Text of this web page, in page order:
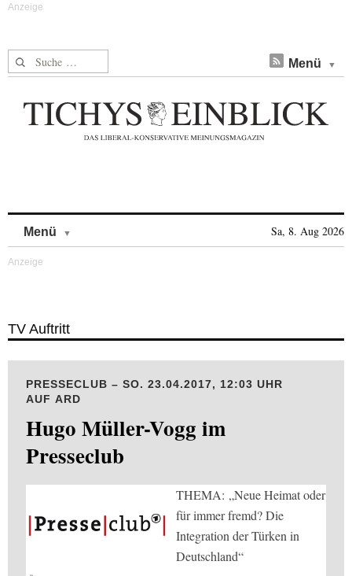
Suche nach: Menü
Menü Sa, 8. Aug 2026
TV Auftritt
PRESSECLUB – SO. 23.04.2017, 12:03 UHR
AUF ARD
Hugo Müller-Vogg im
Presseclub
THEMA: „Neue Heimat oder
für immer fremd? Die
Integration der Türken in
Deutschland“